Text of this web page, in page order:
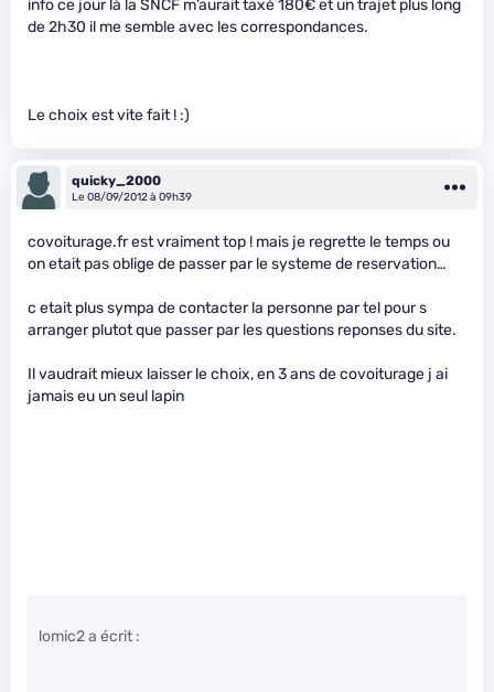
info ce jour là la SNCF m’aurait taxé 180€ et un trajet plus long
de 2h30 il me semble avec les correspondances.
Le choix est vite fait ! :)
quicky_2000
Le 08/09/2012 à 09h39
covoiturage.fr est vraiment top ! mais je regrette le temps ou
on etait pas oblige de passer par le systeme de reservation…
c etait plus sympa de contacter la personne par tel pour s
arranger plutot que passer par les questions reponses du site.
Il vaudrait mieux laisser le choix, en 3 ans de covoiturage j ai
jamais eu un seul lapin
lomic2 a écrit :